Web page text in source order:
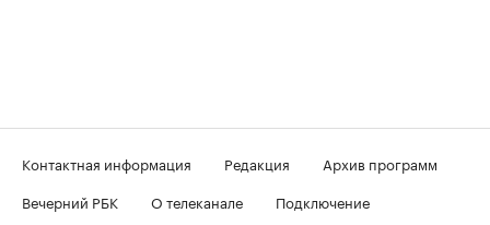
Контактная информация Редакция
Архив программ
Вечерний РБК
О телеканале
Подключение